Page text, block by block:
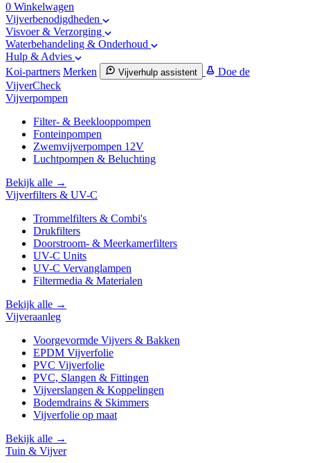
0 Winkelwagen
Vijverbenodigdheden
Visvoer & Verzorging
Waterbehandeling & Onderhoud
Hulp & Advies
Koi-partners Merken Vijverhulp assistent
Doe de
VijverCheck
Vijverpompen
Filter- & Beeklooppompen
Fonteinpompen
Zwemvijverpompen 12V
Luchtpompen & Beluchting
Bekijk alle →
Vijverfilters & UV-C
Trommelfilters & Combi's
Drukfilters
Doorstroom- & Meerkamerfilters
UV-C Units
UV-C Vervanglampen
Filtermedia & Materialen
Bekijk alle →
Vijveraanleg
Voorgevormde Vijvers & Bakken
EPDM Vijverfolie
PVC Vijverfolie
PVC, Slangen & Fittingen
Vijverslangen & Koppelingen
Bodemdrains & Skimmers
Vijverfolie op maat
Bekijk alle →
Tuin & Vijver